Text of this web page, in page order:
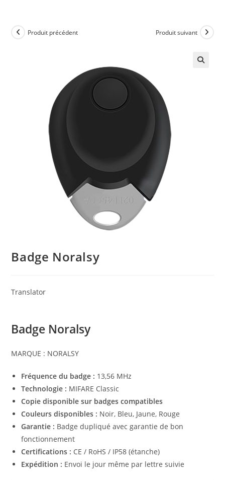
Produit précédent Produit suivant
Badge Noralsy
Translator
Badge Noralsy
MARQUE : NORALSY
Fréquence du badge : 13,56 MHz
Technologie : MIFARE Classic
Copie disponible sur badges compatibles
Couleurs disponibles : Noir, Bleu, Jaune, Rouge
Garantie : Badge dupliqué avec garantie de bon
fonctionnement
Certifications : CE / RoHS / IP58 (étanche)
Expédition : Envoi le jour même par lettre suivie